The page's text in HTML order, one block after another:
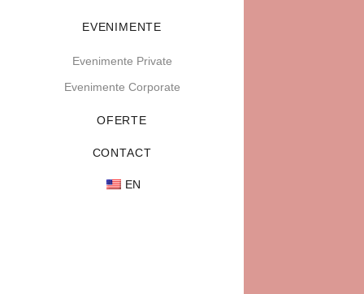
EVENIMENTE
Evenimente Private
Evenimente Corporate
OFERTE
CONTACT
EN